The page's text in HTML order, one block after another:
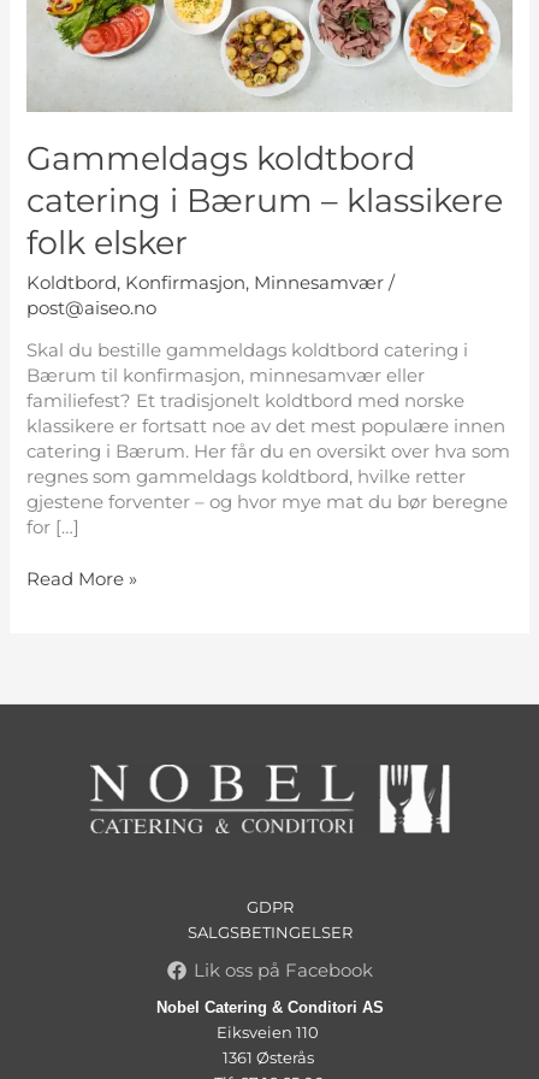
Gammeldags koldtbord
catering i Bærum – klassikere
folk elsker
Koldtbord, Konfirmasjon, Minnesamvær /
post@aiseo.no
Skal du bestille gammeldags koldtbord catering i
Bærum til konfirmasjon, minnesamvær eller
familiefest? Et tradisjonelt koldtbord med norske
klassikere er fortsatt noe av det mest populære innen
catering i Bærum. Her får du en oversikt over hva som
regnes som gammeldags koldtbord, hvilke retter
gjestene forventer – og hvor mye mat du bør beregne
for […]
folk
elsker
Read More »
GDPR
SALGSBETINGELSER
Lik oss på Facebook
Nobel Catering & Conditori AS
Eiksveien 110
1361 Østerås